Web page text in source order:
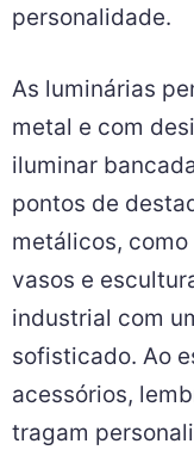
personalidade.
As luminárias
metal e com
iluminar
pontos de
metálicos,
vasos e
industrial com
sofisticado. Ao
acessórios,
tragam